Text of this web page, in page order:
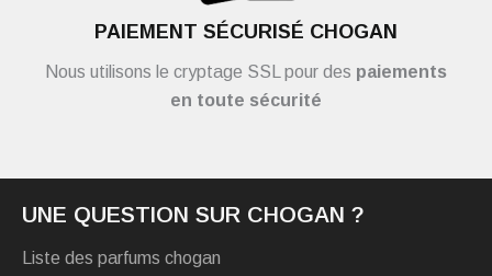
PAIEMENT SÉCURISÉ CHOGAN
Nous utilisons le cryptage SSL pour des paiements
en toute sécurité
UNE QUESTION SUR CHOGAN ?
Liste des parfums chogan